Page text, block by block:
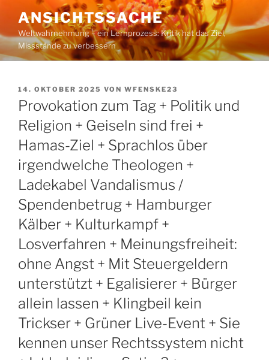
Inhalt
springen
ANSICHTSSACHE
Weltwahrnehmung – ein Lernprozess: Kritik hat das Ziel,
Missstände zu verbessern
VERÖFFENTLICHT
AM
14. OKTOBER 2025 VON WFENSKE23
Provokation zum Tag + Politik und
Religion + Geiseln sind frei +
Hamas-Ziel + Sprachlos über
irgendwelche Theologen +
Ladekabel Vandalismus /
Spendenbetrug + Hamburger
Kälber + Kulturkampf +
Losverfahren + Meinungsfreiheit:
ohne Angst + Mit Steuergeldern
unterstützt + Egalisierer + Bürger
allein lassen + Klingbeil kein
Trickser + Grüner Live-Event + Sie
kennen unser Rechtssystem nicht